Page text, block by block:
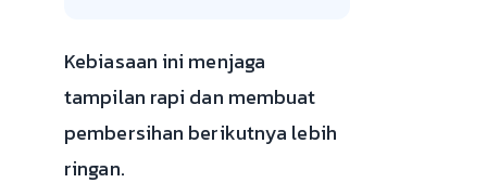
Kebiasaan ini menjaga
tampilan rapi dan membuat
pembersihan berikutnya lebih
ringan.